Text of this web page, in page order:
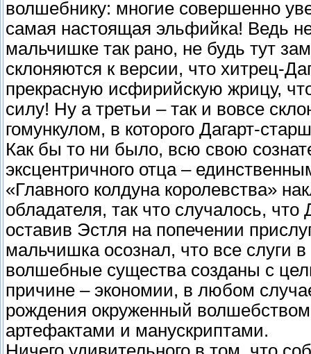
волшебнику: многие совершенно
самая настоящая эльфийка! Ведь
мальчишке так рано, не будь тут
склоняются к версии, что хитрец-
прекрасную исфирийскую жрицу,
силу! Ну а третьи – так и вовсе
гомункулом, в которого Дагарт-
Как бы то ни было, всю свою
эксцентричного отца –
«Главного колдуна королевства»
обладателя, так что случалось,
оставив Эстля на попечении
мальчишка осознал, что все слуги
волшебные существа созданы с
причине – экономии, в любом
рождения окруженный
артефактами и манускриптами.